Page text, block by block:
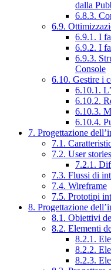
dalla
6.8.3.
6.9.
6.9.1. I
6.9.2. I
6.9.3.
Console
6.10. Gestire i
6.10.1.
6.10.2.
6.10.3.
6.10.4.
7. Progettazione
7.1.
7.2. User
7.2.1.
7.3. Flussi di
7.4. Wireframe
7.5. Prototipi
8. Progettazione
8.1. Obiettivi
8.2. Elementi
8.2.1.
8.2.2.
8.2.3.